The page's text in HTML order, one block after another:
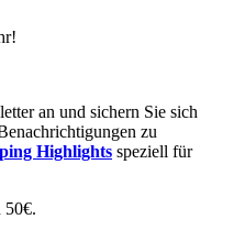
an und sichern Sie sich
zu
Highlights speziell für
50€.